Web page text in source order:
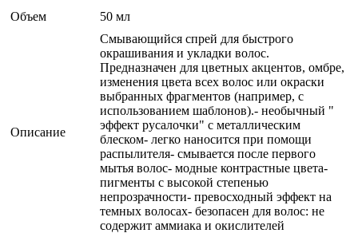
Объем
50 мл
Описание
Смывающийся спрей для быстрого
окрашивания и укладки волос.
Предназначен для цветных акцентов, омбре,
изменения цвета всех волос или окраски
выбранных фрагментов (например, с
использованием шаблонов).- необычный "
эффект русалочки" с металлическим
блеском- легко наносится при помощи
распылителя- смывается после первого
мытья волос- модные контрастные цвета-
пигменты с высокой степенью
непрозрачности- превосходный эффект на
темных волосах- безопасен для волос: не
содержит аммиака и окислителей